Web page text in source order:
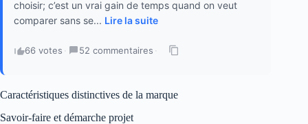
choisir; c’est un vrai gain de temps quand on veut
comparer sans se... Lire la suite
66 votes · 52 commentaires ·
Caractéristiques distinctives de la marque
Savoir‑faire et démarche projet